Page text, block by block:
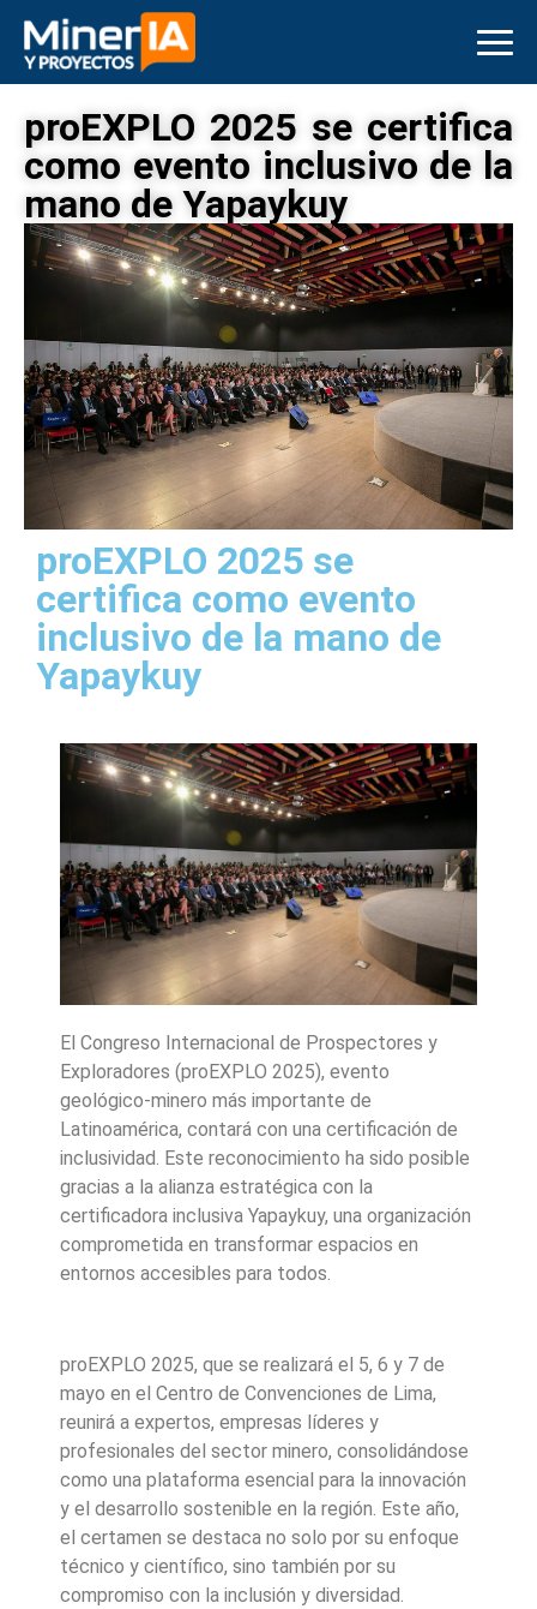
proEXPLO 2025 se certifica
como evento inclusivo de la
mano de Yapaykuy
proEXPLO 2025 se
certifica como evento
inclusivo de la mano de
Yapaykuy
El Congreso Internacional de Prospectores y
Exploradores (proEXPLO 2025), evento
geológico-minero más importante de
Latinoamérica, contará con una certificación de
inclusividad. Este reconocimiento ha sido posible
gracias a la alianza estratégica con la
certificadora inclusiva Yapaykuy, una organización
comprometida en transformar espacios en
entornos accesibles para todos.
proEXPLO 2025, que se realizará el 5, 6 y 7 de
mayo en el Centro de Convenciones de Lima,
reunirá a expertos, empresas líderes y
profesionales del sector minero, consolidándose
como una plataforma esencial para la innovación
y el desarrollo sostenible en la región. Este año,
el certamen se destaca no solo por su enfoque
técnico y científico, sino también por su
compromiso con la inclusión y diversidad.